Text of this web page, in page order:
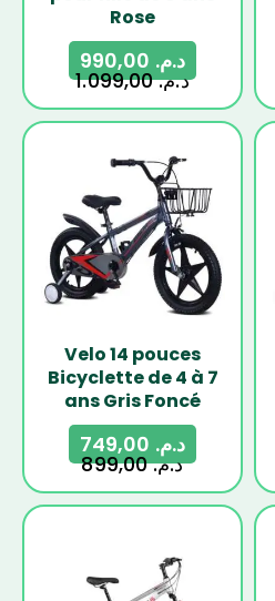
Rose
د.م.1.099,00
د.م.
Velo 14 pouces
Bicyclette de 4 à 7
ans Gris Foncé
د.م.899,00
د.م.